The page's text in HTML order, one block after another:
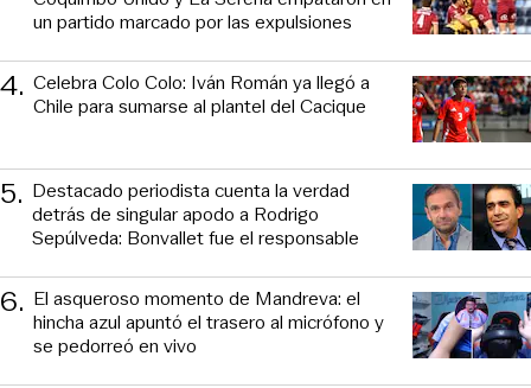
un partido marcado por las expulsiones
4. Celebra Colo Colo: Iván Román ya llegó a
Chile para sumarse al plantel del Cacique
5. Destacado periodista cuenta la verdad
detrás de singular apodo a Rodrigo
Sepúlveda: Bonvallet fue el responsable
6. El asqueroso momento de Mandreva: el
hincha azul apuntó el trasero al micrófono y
se pedorreó en vivo